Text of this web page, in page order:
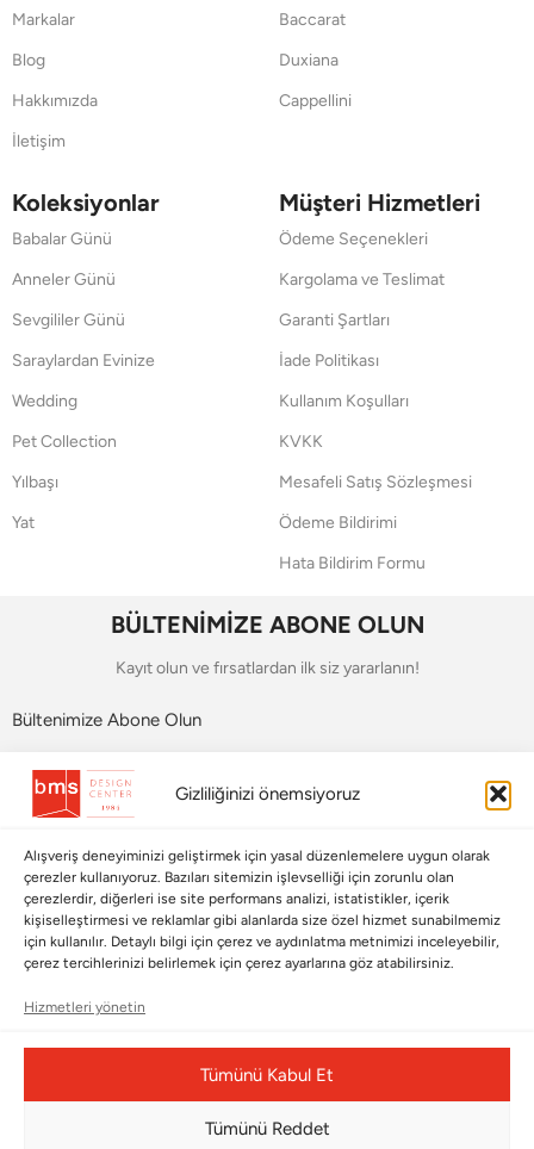
Gizliliğinizi önemsiyoruz
Alışveriş deneyiminizi geliştirmek için yasal düzenlemelere uygun olarak
çerezler kullanıyoruz. Bazıları sitemizin işlevselliği için zorunlu olan
çerezlerdir, diğerleri ise site performans analizi, istatistikler, içerik
kişiselleştirmesi ve reklamlar gibi alanlarda size özel hizmet sunabilmemiz
için kullanılır. Detaylı bilgi için çerez ve aydınlatma metnimizi inceleyebilir,
çerez tercihlerinizi belirlemek için çerez ayarlarına göz atabilirsiniz.
Hizmetleri yönetin
Tümünü Kabul Et
Tümünü Reddet
Markalar
Blog
Hakkımızda
İletişim
Baccarat
Duxiana
Cappellini
Koleksiyonlar
Babalar Günü
Anneler Günü
Sevgililer Günü
Saraylardan Evinize
Wedding
Pet Collection
Yılbaşı
Yat
Müşteri Hizmetleri
Ödeme Seçenekleri
Kargolama ve Teslimat
Garanti Şartları
İade Politikası
Kullanım Koşulları
KVKK
Mesafeli Satış Sözleşmesi
Ödeme Bildirimi
Hata Bildirim Formu
BÜLTENİMİZE ABONE OLUN
Kayıt olun ve fırsatlardan ilk siz yararlanın!
Bültenimize Abone Olun